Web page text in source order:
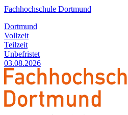
Fachhochschule Dortmund
Dortmund
Vollzeit
Teilzeit
Unbefristet
03.08.2026